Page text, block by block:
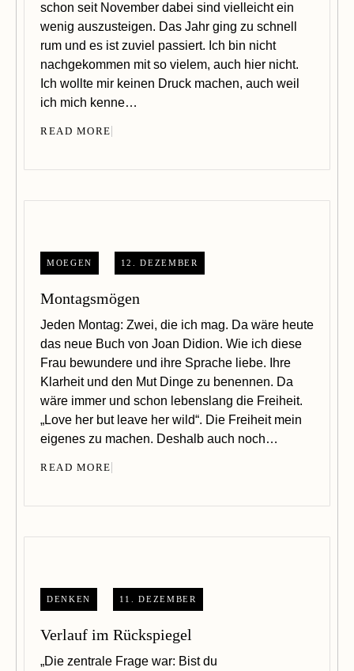
schon seit November dabei sind vielleicht ein
wenig auszusteigen. Das Jahr ging zu schnell
rum und es ist zuviel passiert. Ich bin nicht
nachgekommen mit so vielem, auch hier nicht.
Ich wollte mir keinen Druck machen, auch weil
ich mich kenne…
READ MORE
12. DEZEMBER
MOEGEN
Montagsmögen
Jeden Montag: Zwei, die ich mag. Da wäre heute
das neue Buch von Joan Didion. Wie ich diese
Frau bewundere und ihre Sprache liebe. Ihre
Klarheit und den Mut Dinge zu benennen. Da
wäre immer und schon lebenslang die Freiheit.
„Love her but leave her wild“. Die Freiheit mein
eigenes zu machen. Deshalb auch noch…
READ MORE
11. DEZEMBER
DENKEN
Verlauf im Rückspiegel
„Die zentrale Frage war: Bist du